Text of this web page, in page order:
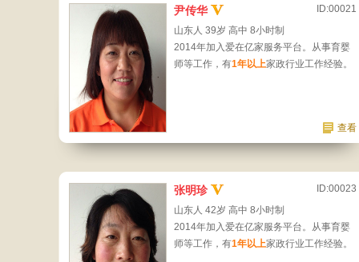
尹传华
ID:00021
山东人 39岁 高中 8小时制
2014年加入爱在亿家服务平台。从事育婴
师等工作，有1年以上家政行业工作经验。
查看
张明珍
ID:00023
山东人 42岁 高中 8小时制
2014年加入爱在亿家服务平台。从事育婴
师等工作，有1年以上家政行业工作经验。